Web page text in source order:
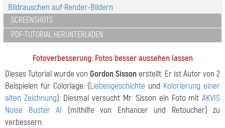
Bildrauschen auf Render-Bildern
SCREENSHOTS
PDF-TUTORIAL HERUNTERLADEN
Fotoverbesserung: Fotos besser aussehen lassen
Dieses Tutorial wurde von Gordon Sisson erstellt. Er ist Autor von 2
Beispielen für Coloriage: (Liebesgeschichte und Kolorierung einer
alten Zeichnung). Diesmal versucht Mr. Sisson ein Foto mitAKVIS
Noise Buster AI (mithilfe von Enhancer und Retoucher) zu
verbessern.